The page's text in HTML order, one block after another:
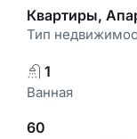
Квартиры,
Тип
1
Ванная
60